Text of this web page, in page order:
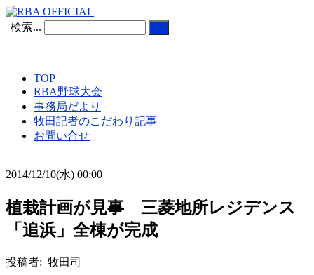
検索...
TOP
RBA野球大会
事務局だより
牧田記者のこだわり記事
お問い合せ
2014/12/10(水) 00:00
植栽計画が見事 三菱地所レジデンス
「追浜」全棟が完成
投稿者: 牧田司